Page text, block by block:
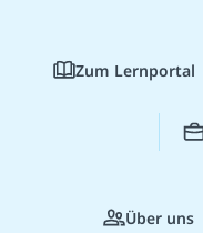
Zum Lernportal
Über uns